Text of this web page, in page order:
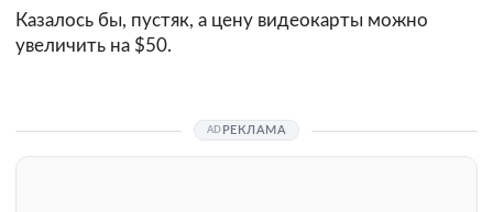
Казалось бы, пустяк, а цену видеокарты можно
увеличить на $50.
РЕКЛАМА